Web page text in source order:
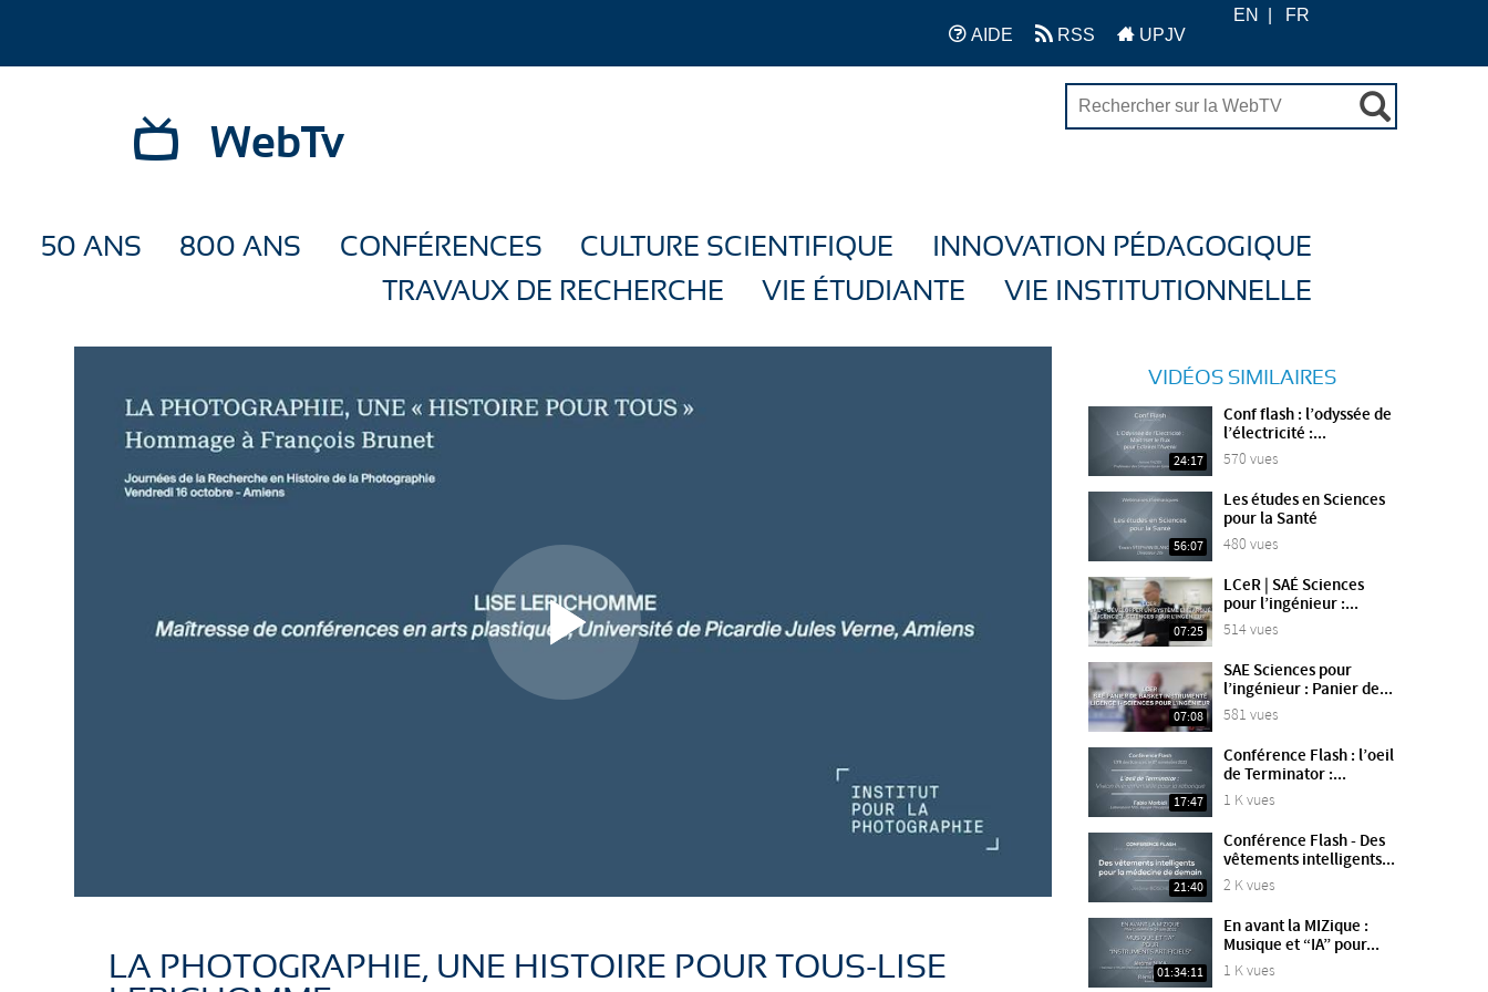
AIDE RSS UPJV
EN FR
WebTv
50 ANS 800 ANS CONFÉRENCES CULTURE SCIENTIFIQUE
INNOVATION PÉDAGOGIQUE
TRAVAUX DE RECHERCHE
VIE ÉTUDIANTE VIE INSTITUTIONNELLE
L
r
L
r
LA PHOTOGRAPHIE, UNE HISTOIRE POUR TOUS-LISE
VIDÉOS SIMILAIRES
24:17
Conf flash : l’odyssée de
l’électricité :...
570 vues
56:07
Les études en Sciences
pour la Santé
480 vues
07:25
LCeR | SAÉ Sciences
pour l’ingénieur :...
514 vues
07:08
SAE Sciences pour
l’ingénieur : Panier de...
581 vues
17:47
Conférence Flash : l’oeil
de Terminator :...
1 K vues
21:40
Conférence Flash - Des
vêtements intelligents...
2 K vues
01:34:11
En avant la MIZique :
Musique et “IA” pour...
1 K vues